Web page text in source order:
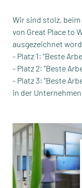
Wir sind stolz,
von Great Place to
ausgezeichnet
- Platz 1: "Beste
- Platz 2: "Beste
- Platz 3: "Beste
in der